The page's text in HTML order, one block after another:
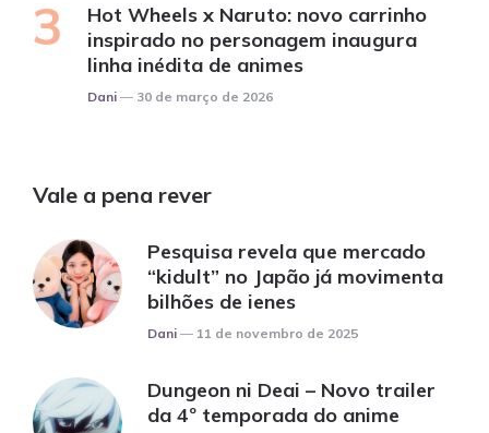
Hot Wheels x Naruto: novo carrinho
inspirado no personagem inaugura
linha inédita de animes
Posted
Dani 30 de março de 2026
Vale a pena rever
Pesquisa revela que mercado
“kidult” no Japão já movimenta
bilhões de ienes
Posted
Dani 11 de novembro de 2025
Dungeon ni Deai – Novo trailer
da 4º temporada do anime